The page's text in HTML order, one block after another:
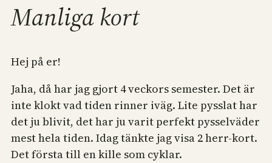
Manliga kort
Hej på er!
Jaha, då har jag gjort 4 veckors semester. Det är
inte klokt vad tiden rinner iväg. Lite pysslat har
det ju blivit, det har ju varit perfekt pysselväder
mest hela tiden. Idag tänkte jag visa 2 herr-kort.
Det första till en kille som cyklar.